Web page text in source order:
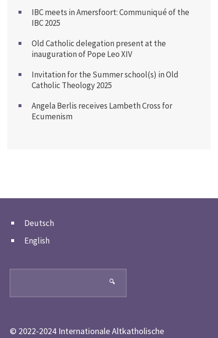
IBC meets in Amersfoort: Communiqué of the
IBC 2025
Old Catholic delegation present at the
inauguration of Pope Leo XIV
Invitation for the Summer school(s) in Old
Catholic Theology 2025
Angela Berlis receives Lambeth Cross for
Ecumenism
Deutsch
English
🔍
© 2022-2024 Internationale Altkatholische